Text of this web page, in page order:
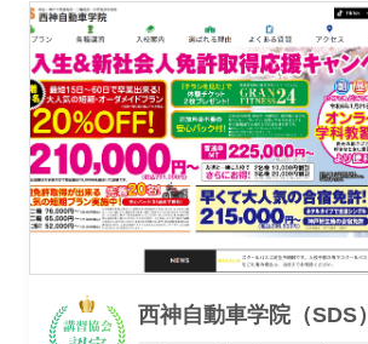
運営会社
西神自動車学院（SDS）